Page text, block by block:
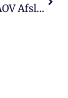
Nu Een AOV Afsluiten Of Wachten: Wat Kies Jij Voor Financiële Zekerheid?